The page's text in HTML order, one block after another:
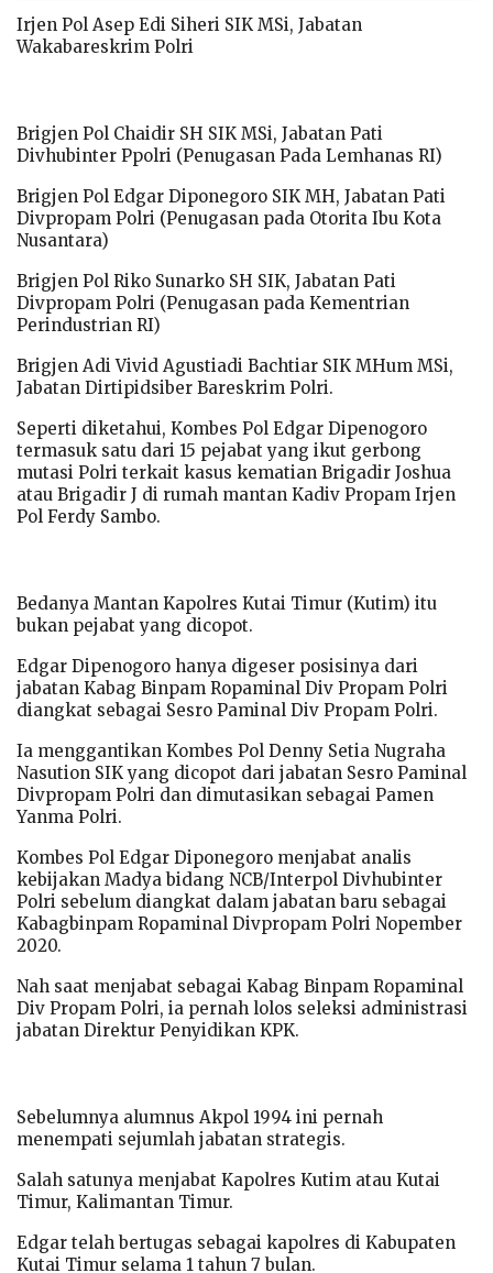
Irjen Pol Asep Edi Siheri SIK MSi, Jabatan
Wakabareskrim Polri
Brigjen Pol Chaidir SH SIK MSi, Jabatan Pati
Divhubinter Ppolri (Penugasan Pada Lemhanas RI)
Brigjen Pol Edgar Diponegoro SIK MH, Jabatan Pati
Divpropam Polri (Penugasan pada Otorita Ibu Kota
Nusantara)
Brigjen Pol Riko Sunarko SH SIK, Jabatan Pati
Divpropam Polri (Penugasan pada Kementrian
Perindustrian RI)
Brigjen Adi Vivid Agustiadi Bachtiar SIK MHum MSi,
Jabatan Dirtipidsiber Bareskrim Polri.
Seperti diketahui, Kombes Pol Edgar Dipenogoro
termasuk satu dari 15 pejabat yang ikut gerbong
mutasi Polri terkait kasus kematian Brigadir Joshua
atau Brigadir J di rumah mantan Kadiv Propam Irjen
Pol Ferdy Sambo.
Bedanya Mantan Kapolres Kutai Timur (Kutim) itu
bukan pejabat yang dicopot.
Edgar Dipenogoro hanya digeser posisinya dari
jabatan Kabag Binpam Ropaminal Div Propam Polri
diangkat sebagai Sesro Paminal Div Propam Polri.
Ia menggantikan Kombes Pol Denny Setia Nugraha
Nasution SIK yang dicopot dari jabatan Sesro Paminal
Divpropam Polri dan dimutasikan sebagai Pamen
Yanma Polri.
Kombes Pol Edgar Diponegoro menjabat analis
kebijakan Madya bidang NCB/Interpol Divhubinter
Polri sebelum diangkat dalam jabatan baru sebagai
Kabagbinpam Ropaminal Divpropam Polri Nopember
2020.
Nah saat menjabat sebagai Kabag Binpam Ropaminal
Div Propam Polri, ia pernah lolos seleksi administrasi
jabatan Direktur Penyidikan KPK.
Sebelumnya alumnus Akpol 1994 ini pernah
menempati sejumlah jabatan strategis.
Salah satunya menjabat Kapolres Kutim atau Kutai
Timur, Kalimantan Timur.
Edgar telah bertugas sebagai kapolres di Kabupaten
Kutai Timur selama 1 tahun 7 bulan.